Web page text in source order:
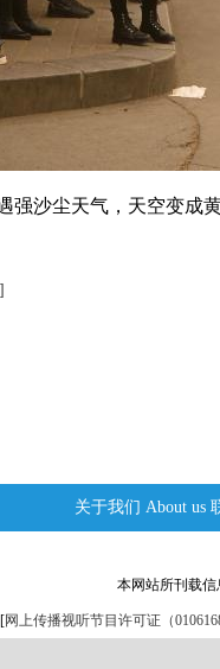
沙尘天气，天空变成黄
关于我们 About us
本网站所刊载
[网上传播视听节目许可证（